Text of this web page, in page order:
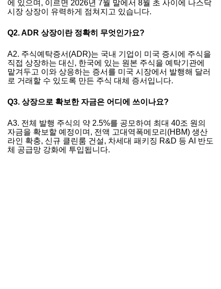
에 있으며, 이르면 2026년 7월 말에서 8월 초 사이에 나스닥
시장 상장이 유력하게 점쳐지고 있습니다.
Q2. ADR 상장이란 정확히 무엇인가요?
A2. 주식예탁증서(ADR)는 국내 기업이 미국 증시에 주식을
직접 상장하는 대신, 한국에 있는 원본 주식을 예탁기관에
맡겨두고 이와 상응하는 증서를 미국 시장에서 발행해 달러
로 거래할 수 있도록 만든 주식 대체 증서입니다.
Q3. 상장으로 확보한 자금은 어디에 쓰이나요?
A3. 전체 발행 주식의 약 2.5%를 공모하여 최대 40조 원의
자금을 확보할 예정이며, 전액 고대역폭메모리(HBM) 생산
라인 확충, 신규 클린룸 건설, 차세대 패키징 R&D 등 AI 반도
체 공급망 강화에 투입됩니다.